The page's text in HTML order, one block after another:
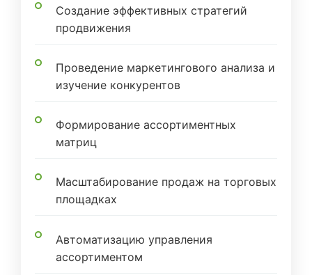
Создание эффективных стратегий
продвижения
Проведение маркетингового анализа и
изучение конкурентов
Формирование ассортиментных
матриц
Масштабирование продаж на торговых
площадках
Автоматизацию управления
ассортиментом